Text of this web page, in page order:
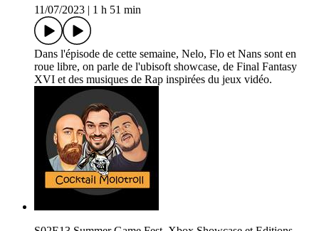
11/07/2023
1 h 51 min
Dans l'épisode de cette semaine, Nelo, Flo et Nans sont en
roue libre, on parle de l'ubisoft showcase, de Final Fantasy
XVI et des musiques de Rap inspirées du jeux vidéo.